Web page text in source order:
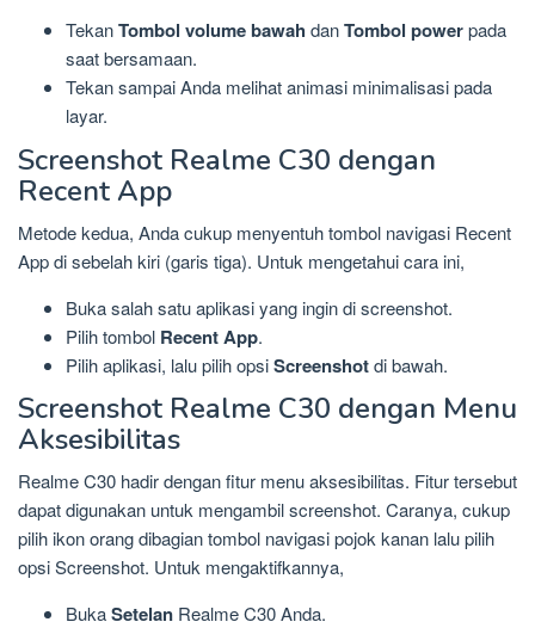
TekanTombol volume bawah danTombol powerpada
saat bersamaan.
Tekan sampai Anda melihat animasi minimalisasi pada
layar.
Screenshot Realme C30 dengan
Recent App
Metode kedua, Anda cukup menyentuh tombol navigasi Recent
App di sebelah kiri (garis tiga). Untuk mengetahui cara ini,
Buka salah satu aplikasi yang ingin di screenshot.
Pilih tombol Recent App.
Pilih aplikasi, lalu pilih opsiScreenshotdi bawah.
Screenshot Realme C30 dengan Menu
Aksesibilitas
Realme C30 hadir dengan fitur menu aksesibilitas. Fitur tersebut
dapat digunakan untuk mengambil screenshot. Caranya, cukup
pilih ikon orang dibagian tombol navigasi pojok kanan lalu pilih
opsi Screenshot. Untuk mengaktifkannya,
BukaSetelan Realme C30 Anda.